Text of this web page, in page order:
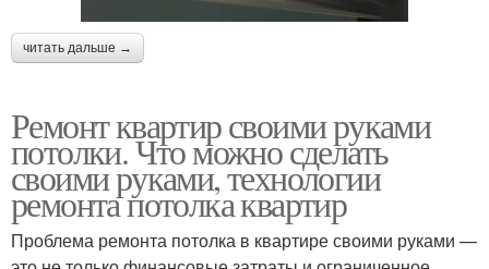
читать дальше →
Ремонт квартир своими руками
потолки. Что можно сделать
своими руками, технологии
ремонта потолка квартир
Проблема ремонта потолка в квартире своими руками —